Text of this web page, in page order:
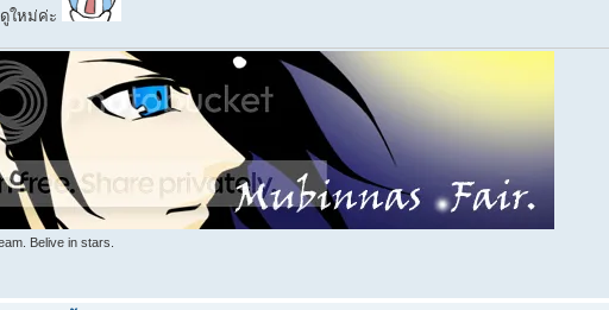
ใหม่ค่ะ
Belive in stars.